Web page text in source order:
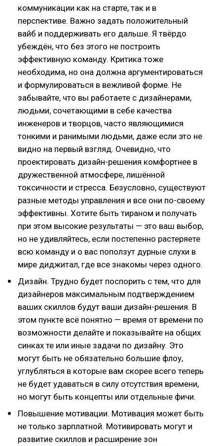
коммуникации как на старте, так и в
перспективе. Важно задать положительный
вайб и поддерживать его дальше. Я твёрдо
убеждён, что без этого не построить
эффективную команду. Критика тоже
необходима, но она должна аргументироваться
и формулироваться в вежливой форме. Не
забывайте, что вы работаете с дизайнерами,
людьми, сочетающими в себе качества
инженеров и творцов, часто являющимися
тонкими и ранимыми людьми, даже если это не
видно на первый взгляд. Очевидно, что
проектировать дизайн-решения комфортнее в
дружественной атмосфере, лишённой
токсичности и стресса. Безусловно, существуют
разные методы управления и все они по-своему
эффективны. Хотите быть тираном и получать
при этом высокие результаты — это ваш выбор,
но не удивляйтесь, если постепенно растеряете
всю команду и о вас поползут дурные слухи в
мире диджитал, где все знакомы через одного.
Дизайн. Трудно будет поспорить с тем, что для
дизайнеров максимальным подтверждением
ваших скиллов будут ваши дизайн-решения. В
этом пункте всё понятно — время от времени по
возможности делайте и показывайте на общих
синках те или иные задачи по дизайну. Это
могут быть не обязательно большие флоу,
углубляться в которые вам скорее всего теперь
не будет удаваться в силу отсутствия времени,
но могут быть концепты или отдельные фичи.
Повышение мотивации. Мотивация может быть
не только зарплатной. Мотивировать могут и
развитие скиллов и расширение зон